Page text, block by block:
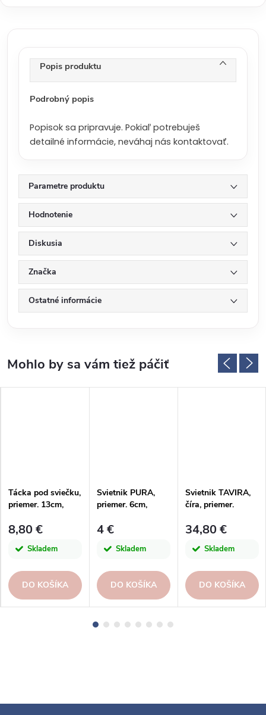
Popis produktu
Podrobný popis
Popisok sa pripravuje. Pokiaľ potrebuješ
detailné informácie, neváhaj nás kontaktovať.
Parametre produktu
Hodnotenie
Diskusia
Značka
Ostatné informácie
Tácka pod sviečku,
priemer. 13cm,
8,80 €
Skladem
DO KOŠÍKA
Svietnik PURA,
priemer. 6cm,
4 €
Skladem
DO KOŠÍKA
Svietnik TAVIRA,
číra, priemer.
34,80 €
Skladem
DO KOŠÍKA